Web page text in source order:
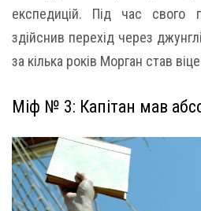
експедицій. Під час свого
здійснив перехід через
за кілька років Морган став
Міф № 3: Капітан мав